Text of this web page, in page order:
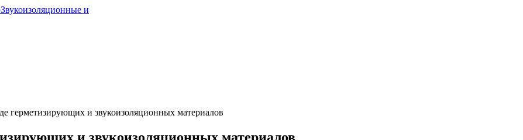
Звукоизоляционные и
герметизирующих и звукоизоляционных материалов